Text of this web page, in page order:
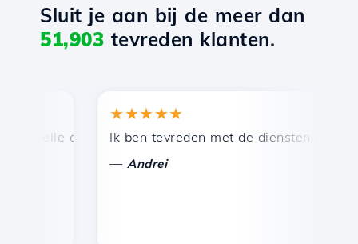
Sluit je aan bij de meer dan
51,903 tevreden klanten.
en efficiënte technische ondersteuning.
★★★★★
Ik ben tevreden met de diensten die door
Andrei